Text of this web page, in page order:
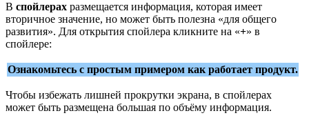
В спойлерах размещается информация, которая имеет
вторичное значение, но может быть полезна «для общего
развития». Для открытия спойлера кликните на «+» в
спойлере:
Ознакомьтесь с простым примером как работает продукт.
Чтобы избежать лишней прокрутки экрана, в спойлерах
может быть размещена большая по объёму информация.